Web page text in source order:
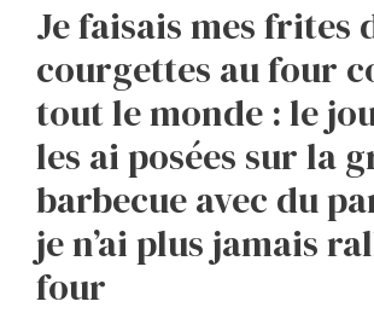
Je faisais mes frites
courgettes au four
tout le monde : le
les ai posées sur la
barbecue avec du
je n’ai plus jamais
four